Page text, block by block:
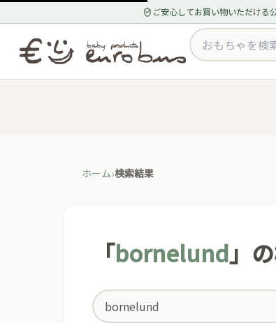
ご安心してお買い物いただける
ホーム 検索結果
「bornelund」